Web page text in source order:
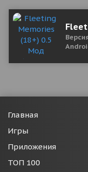
Главная
Игры
Приложения
ТОП 100